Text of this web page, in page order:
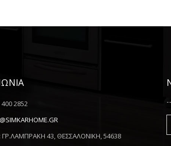
2852
ΓΡ.ΛΑΜΠΡΑΚΗ 43, ΘΕΣΣΑΛΟΝΙΚΗ, 54638